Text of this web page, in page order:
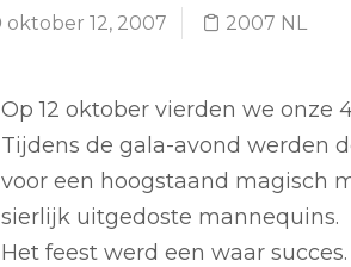
oktober 12, 2007 2007 NL
Op 12 oktober vierden we onze
Tijdens de gala-avond werden
voor een hoogstaand magisch
sierlijk uitgedoste mannequins.
Het feest werd een waar